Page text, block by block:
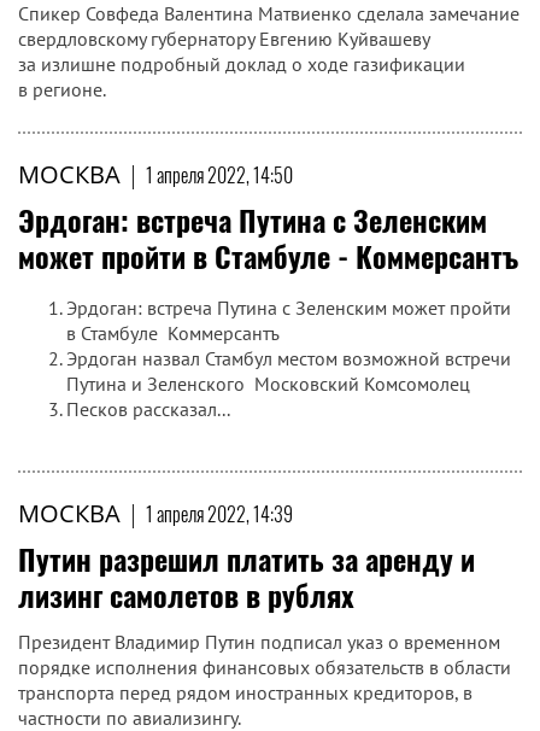
Спикер Совфеда Валентина Матвиенко сделала замечание
свердловскому губернатору Евгению Куйвашеву
за излишне подробный доклад о ходе газификации
в регионе.
МОСКВА | 1 апреля 2022, 14:50
Эрдоган: встреча Путина с Зеленским
может пройти в Стамбуле - Коммерсантъ
Эрдоган: встреча Путина с Зеленским может пройти
в Стамбуле Коммерсантъ
Эрдоган назвал Стамбул местом возможной встречи
Путина и Зеленского Московский Комсомолец
Песков рассказал...
МОСКВА | 1 апреля 2022, 14:39
Путин разрешил платить за аренду и
лизинг самолетов в рублях
Президент Владимир Путин подписал указ о временном
порядке исполнения финансовых обязательств в области
транспорта перед рядом иностранных кредиторов, в
частности по авиализингу.